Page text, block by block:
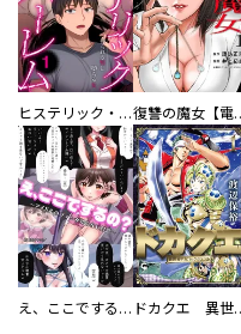
ヒステリック・ハーレム～搾られる男と堕ちる女～【電子単行本版】 復讐の魔女
え、ここでするの？ アイドルのファンが知らない日常 ドカクエ 異世